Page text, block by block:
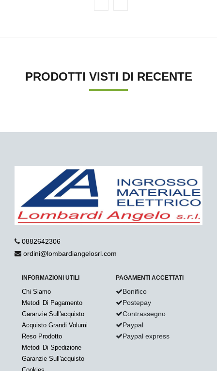
PRODOTTI VISTI DI RECENTE
0882642306
ordini@lombardiangelosrl.com
INFORMAZIONI UTILI
Chi Siamo
Metodi Di Pagamento
Garanzie Sull'acquisto
Acquisto Grandi Volumi
Reso Prodotto
Metodi Di Spedizione
Garanzie Sull'acquisto
PAGAMENTI ACCETTATI
Bonifico
Postepay
Contrassegno
Paypal
Paypal express